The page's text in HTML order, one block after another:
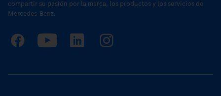
compartir su pasión por la marca, los productos y los servicios de
Mercedes-Benz.